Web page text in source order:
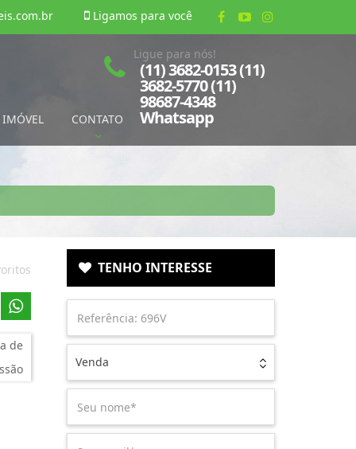
Ligamos para você
IMÓVEL CONTATO
Ligue para nós!
(11) 3682-0153 (11)
3682-5770 (11)
98687-4348
Whatsapp
de
TENHO INTERESSE
Venda